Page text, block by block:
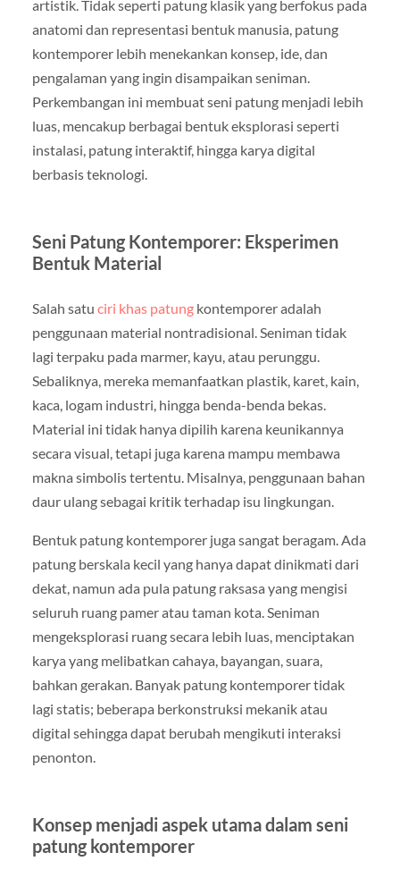
artistik. Tidak seperti patung klasik yang berfokus pada
anatomi dan representasi bentuk manusia, patung
kontemporer lebih menekankan konsep, ide, dan
pengalaman yang ingin disampaikan seniman.
Perkembangan ini membuat seni patung menjadi lebih
luas, mencakup berbagai bentuk eksplorasi seperti
instalasi, patung interaktif, hingga karya digital
berbasis teknologi.
Seni Patung Kontemporer: Eksperimen
Bentuk Material
Salah satu ciri khas patungkontemporer adalah
penggunaan material nontradisional. Seniman tidak
lagi terpaku pada marmer, kayu, atau perunggu.
Sebaliknya, mereka memanfaatkan plastik, karet, kain,
kaca, logam industri, hingga benda-benda bekas.
Material ini tidak hanya dipilih karena keunikannya
secara visual, tetapi juga karena mampu membawa
makna simbolis tertentu. Misalnya, penggunaan bahan
daur ulang sebagai kritik terhadap isu lingkungan.
Bentuk patung kontemporer juga sangat beragam. Ada
patung berskala kecil yang hanya dapat dinikmati dari
dekat, namun ada pula patung raksasa yang mengisi
seluruh ruang pamer atau taman kota. Seniman
mengeksplorasi ruang secara lebih luas, menciptakan
karya yang melibatkan cahaya, bayangan, suara,
bahkan gerakan. Banyak patung kontemporer tidak
lagi statis; beberapa berkonstruksi mekanik atau
digital sehingga dapat berubah mengikuti interaksi
penonton.
Konsep menjadi aspek utama dalam seni
patung kontemporer